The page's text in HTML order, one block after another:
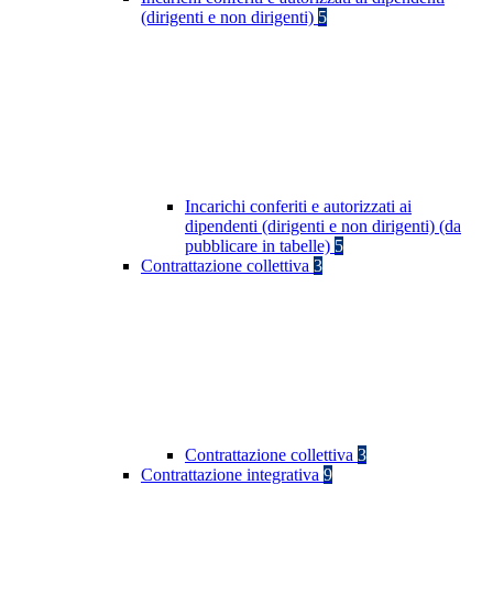
(dirigenti e non dirigenti) 5
Incarichi conferiti e autorizzati ai
dipendenti (dirigenti e non dirigenti) (da
pubblicare in tabelle) 5
Contrattazione collettiva 3
Contrattazione collettiva 3
Contrattazione integrativa 9